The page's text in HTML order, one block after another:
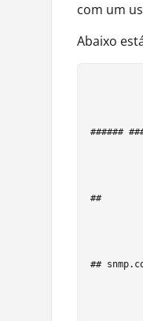
com um
Abaixo
######
##
##